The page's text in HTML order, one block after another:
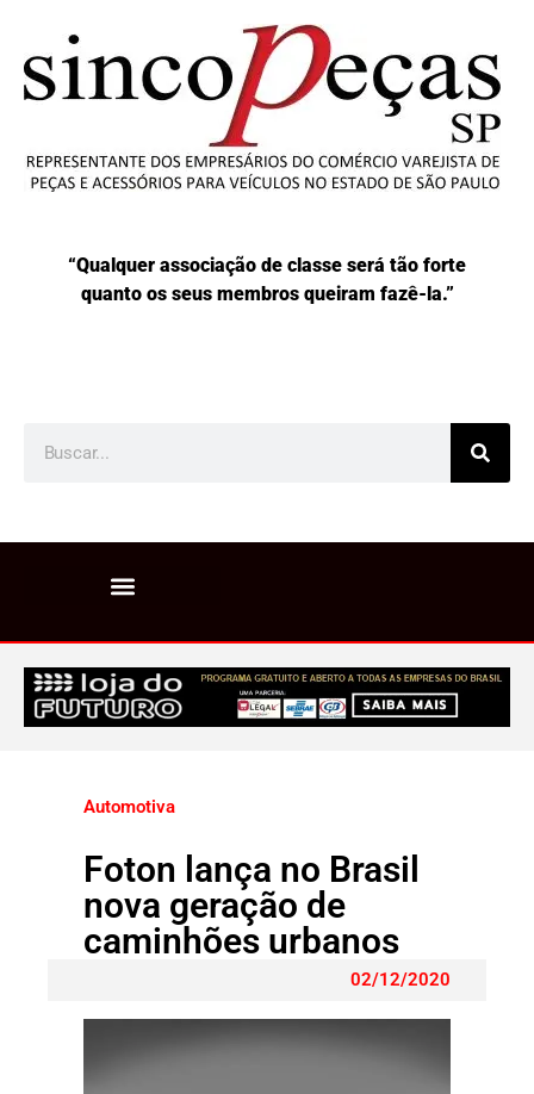
“Qualquer associação de classe será tão forte
quanto os seus membros queiram fazê-la.”
Automotiva
Foton lança no Brasil
nova geração de
caminhões urbanos
02/12/2020